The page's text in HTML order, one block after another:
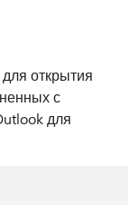
открытия
с
для